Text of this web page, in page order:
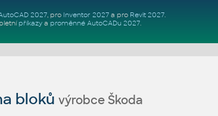
2027, pro Inventor 2027a pro Revit 2027.
příkazya proměnné AutoCADu 2027.
blokůvýrobce Škoda